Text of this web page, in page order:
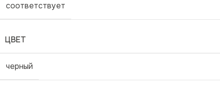
соответствует
ЦВЕТ
черный